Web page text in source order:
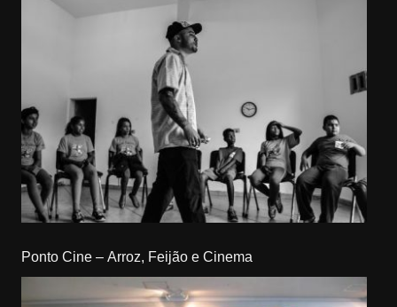
Ponto Cine – Arroz, Feijão e Cinema